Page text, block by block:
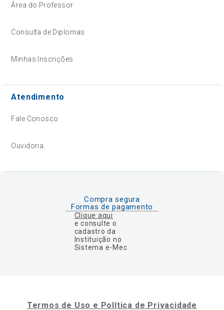
Área do Professor
Consulta de Diplomas
Minhas Inscrições
Atendimento
Fale Conosco
Ouvidoria
Compra segura
Formas de pagamento
Clique aqui
e consulte o
cadastro da
Instituição no
Sistema e-Mec
Termos de Uso e Política de Privacidade